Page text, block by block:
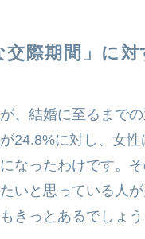
交際期間」に
、結婚に至るまで
24.8%に対し、女
なったわけです。
いと思っている人
きっとあるでしょ